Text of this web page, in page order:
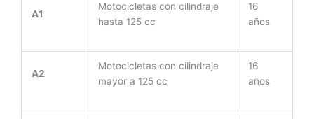
A1
Motocicletas con cilindraje
hasta 125 cc
16
años
A2
Motocicletas con cilindraje
mayor a 125 cc
16
años